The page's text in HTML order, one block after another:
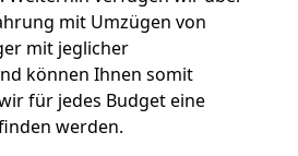
mit Umzügen von
mit jeglicher
können Ihnen somit
für jedes Budget eine
werden.